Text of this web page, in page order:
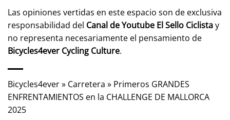
Las opiniones vertidas en este espacio son de exclusiva
responsabilidad del Canal de Youtube El Sello Ciclistay
no representa necesariamente el pensamiento de
Bicycles4ever Cycling Culture.
Bicycles4ever» Carretera » Primeros GRANDES
ENFRENTAMIENTOS en la CHALLENGE DE MALLORCA
2025